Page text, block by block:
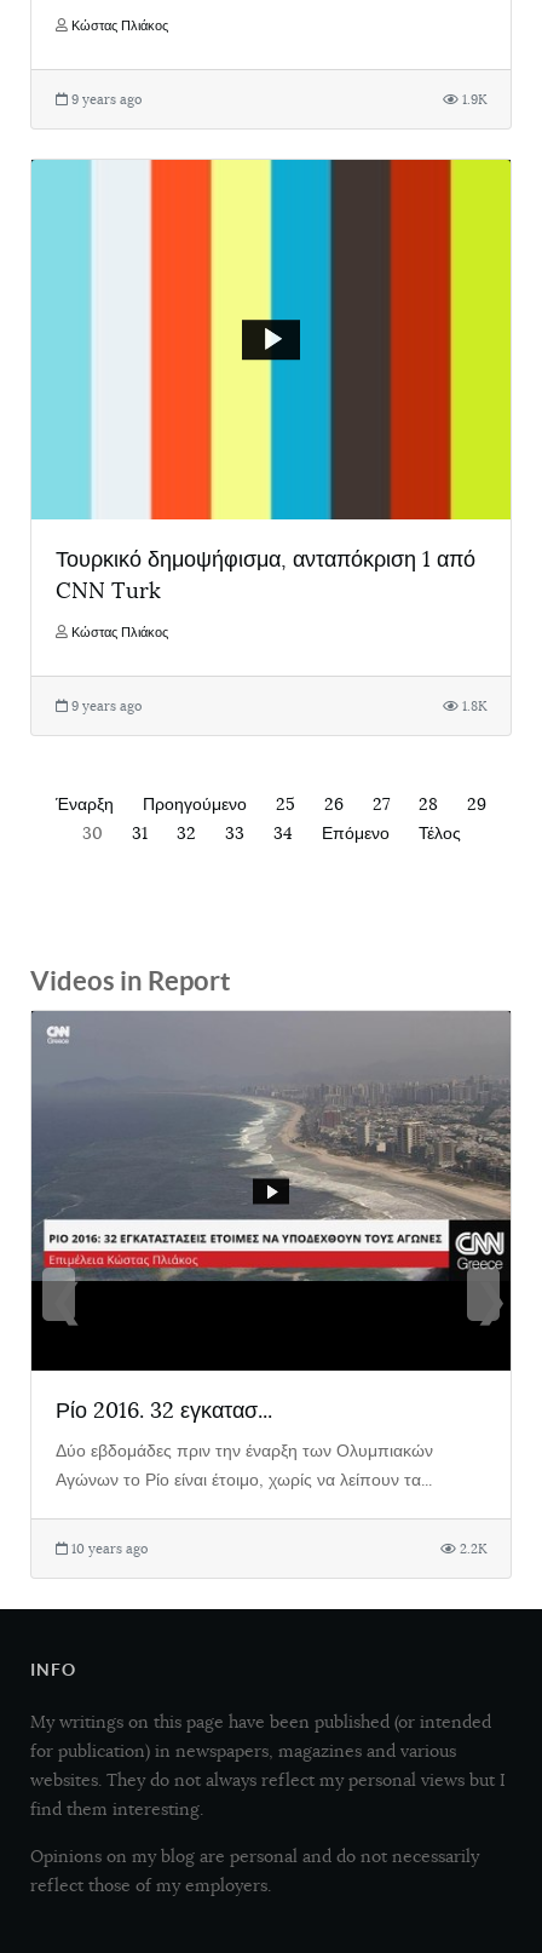
Κώστας Πλιάκος
9 years ago 1.9K
Τουρκικό δημοψήφισμα, ανταπόκριση 1 από
CNN Turk
Κώστας Πλιάκος
9 years ago 1.8K
Έναρξη Προηγούμενο 25 26 27 28
29
30
31 32 33 34 Επόμενο Τέλος
Videos in Report
Ρίο 2016. 32 εγκατασ...
Δύο εβδομάδες πριν την έναρξη των Ολυμπιακών
Αγώνων το Ρίο είναι έτοιμο, χωρίς να λείπουν τα...
10 years ago 2.2K
❮ ❯
INFO
My writings on this page have been published (or intended
for publication) in newspapers, magazines and various
websites. They do not always reflect my personal views but I
find them interesting.
Opinions on my blog are personal and do not necessarily
reflect those of my employers.